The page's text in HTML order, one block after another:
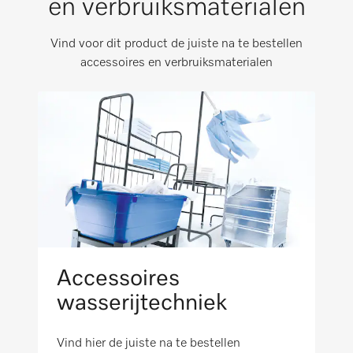
430
Maximale vloerbelasting in N
i
Wasafwerpers
Wasgoedbak
i
Terugvoer wasgoed (optie)
Kap (optie)
i
Favoriet programma
WEEE
VDE-EMC
Bescherming tegen opspattend water IPX0
Voldoet aan machinerichtlijn volgens
2006/42/EG
en verbruiksmaterialen
Vind voor dit product de juiste na te bestellen
accessoires en verbruiksmaterialen
Accessoires
wasserijtechniek
Vind hier de juiste na te bestellen